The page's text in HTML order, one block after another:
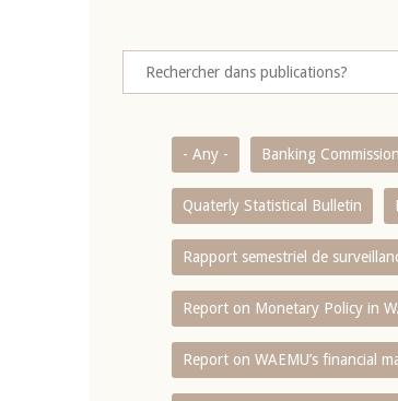
- Any - Banking
Quaterly Statistical Bulletin
Rapport semestriel de
Report on Monetary Policy in
Report on WAEMU’s financial